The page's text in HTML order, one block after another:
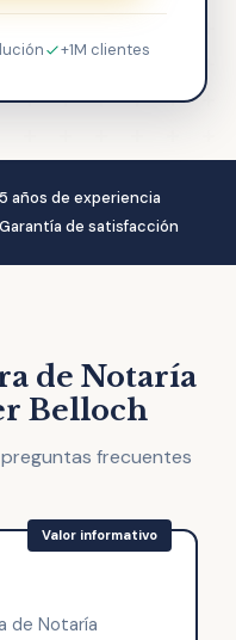
+1M clientes
años de experiencia
Garantía de satisfacción
de Notaría
Belloch
frecuentes
de Notaría